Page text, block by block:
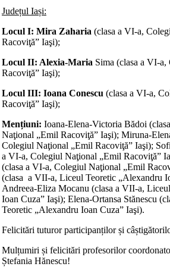
Județul Iași:
Locul I: Mira Zaharia (clasa a VI-a,
Racoviţă” Iaşi);
Locul II: Alexia-Maria Sima (clasa a VI-
Racoviţă” Iaşi);
Locul III: Ioana Conescu (clasa a VI-a,
Racoviţă” Iaşi);
Mențiuni: Ioana-Elena-Victoria Bădoi
Naţional „Emil Racoviţă” Iaşi); Miruna-
Colegiul Naţional „Emil Racoviţă” Iaşi);
a VI-a, Colegiul Naţional „Emil Racoviţă”
(clasa a VI-a, Colegiul Naţional „Emil
(clasa a VII-a, Liceul Teoretic „Alexandru
Andreea-Eliza Mocanu (clasa a VII-a,
Ioan Cuza” Iaşi); Elena-Ortansa Stănescu
Teoretic „Alexandru Ioan Cuza” Iaşi).
Felicitări tuturor participanților și
Mulțumiri și felicitări profesorilor
Ștefania Hănescu!